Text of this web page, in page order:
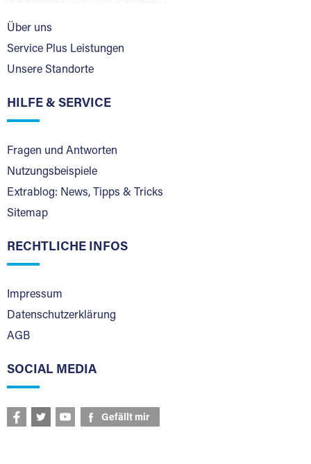
Über uns
Service Plus Leistungen
Unsere Standorte
HILFE & SERVICE
Fragen und Antworten
Nutzungsbeispiele
Extrablog: News, Tipps & Tricks
Sitemap
RECHTLICHE INFOS
Impressum
Datenschutzerklärung
AGB
SOCIAL MEDIA
Gefällt mir